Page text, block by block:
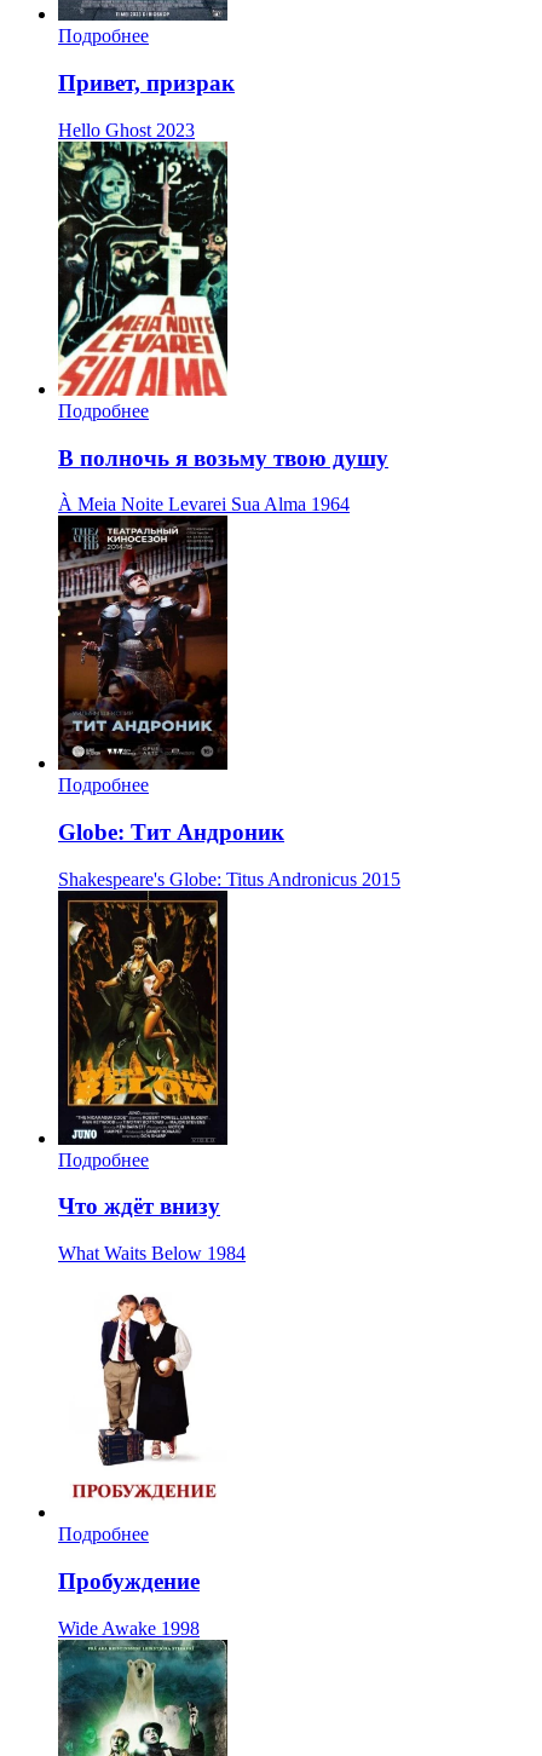
Подробнее
Привет, призрак
Hello Ghost 2023
Подробнее
В полночь я возьму твою душу
À Meia Noite Levarei Sua Alma 1964
Подробнее
Globe: Тит Андроник
Shakespeare's Globe: Titus Andronicus 2015
Подробнее
Что ждёт внизу
What Waits Below 1984
Подробнее
Пробуждение
Wide Awake 1998